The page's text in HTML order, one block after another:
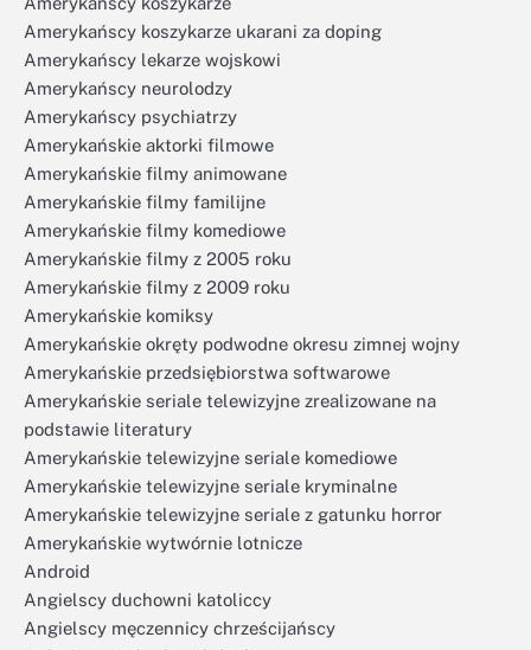
Amerykańscy koszykarze ukarani za doping
Amerykańscy lekarze wojskowi
Amerykańscy neurolodzy
Amerykańscy psychiatrzy
Amerykańskie aktorki filmowe
Amerykańskie filmy animowane
Amerykańskie filmy familijne
Amerykańskie filmy komediowe
Amerykańskie filmy z 2005 roku
Amerykańskie filmy z 2009 roku
Amerykańskie komiksy
Amerykańskie okręty podwodne okresu zimnej wojny
Amerykańskie przedsiębiorstwa softwarowe
Amerykańskie seriale telewizyjne zrealizowane na
podstawie literatury
Amerykańskie telewizyjne seriale komediowe
Amerykańskie telewizyjne seriale kryminalne
Amerykańskie telewizyjne seriale z gatunku horror
Amerykańskie wytwórnie lotnicze
Android
Angielscy duchowni katoliccy
Angielscy męczennicy chrześcijańscy